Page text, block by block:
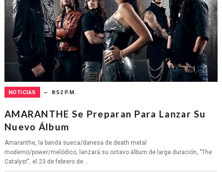
NOTICIAS 8:52 P.M.
AMARANTHE Se Preparan Para Lanzar Su
Nuevo Álbum
Amaranthe, la banda sueca/danesa de death metal
moderno/power/melódico, lanzará su octavo álbum de larga duración, "The
Catalyst", el 23 de febrero de...